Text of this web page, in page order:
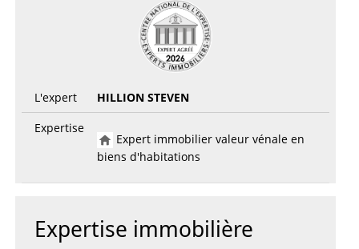
L'expert
HILLION STEVEN
Expertise
Expert immobilier valeur vénale en
biens d'habitations
Expertise immobilière